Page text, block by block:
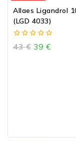
Allaes Ligandrol
(LGD 4033)
0
out
43€ 39 €